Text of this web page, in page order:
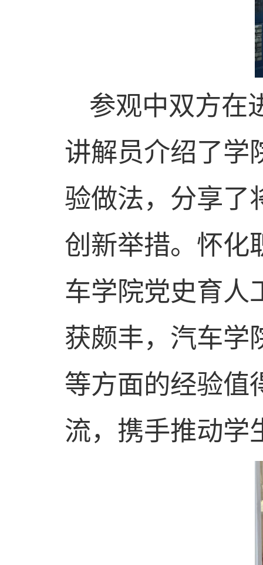
参观中双方在
讲解员介绍了学
验做法，分享了
创新举措。怀化
车学院党史育人
获颇丰，汽车学
等方面的经验值
流，携手推动学